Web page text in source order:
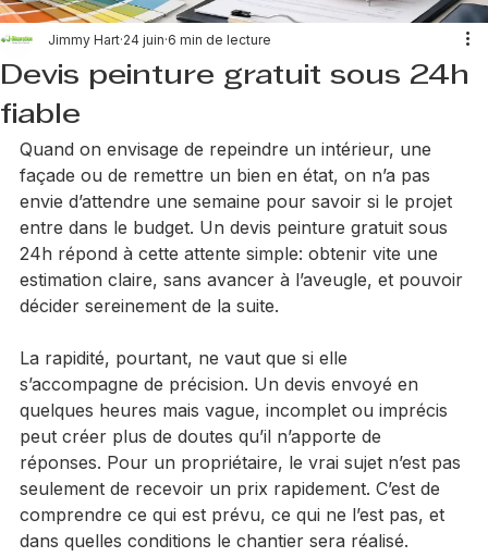
Devis peinture gratuit sous 24h
fiable
Jimmy Hart
Quand on envisage de repeindre un intérieur, une
façade ou de remettre un bien en état, on n’a pas
envie d’attendre une semaine pour savoir si le projet
entre dans le budget. Un devis peinture gratuit sous
estimation claire, sans avancer à l’aveugle, et pouvoir
décider sereinement de la suite.
La rapidité, pourtant, ne vaut que si elle
s’accompagne de précision. Un devis envoyé en
quelques heures mais vague, incomplet ou imprécis
peut créer plus de doutes qu’il n’apporte de
réponses. Pour un propriétaire, le vrai sujet n’est pas